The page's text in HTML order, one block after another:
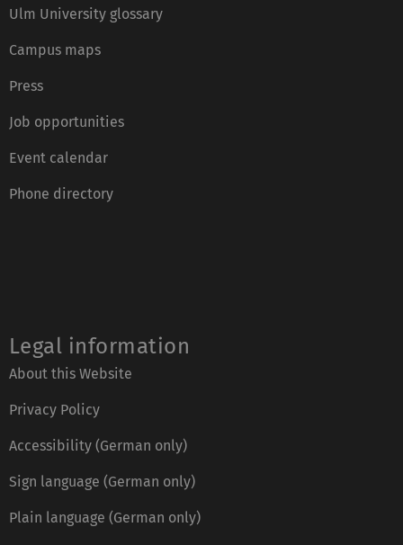
Ulm University glossary
Campus maps
Press
Job opportunities
Event calendar
Phone directory
Legal information
About this Website
Privacy Policy
Accessibility (German only)
Sign language (German only)
Plain language (German only)